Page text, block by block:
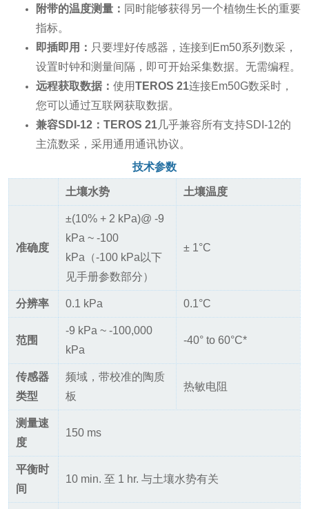
附带的温度测量： 同时能够获得另一个植物生长的重要
指标。
即插即用： 只要埋好传感器，连接到Em50系列数采，
设置时钟和测量间隔，即可开始采集数据。无需编程。
远程获取数据： 使用TEROS 21连接Em50G数采时，
您可以通过互联网获取数据。
兼容SDI-12：TEROS 21几乎兼容所有支持SDI-12的
主流数采，采用通用通讯协议。
技术参数
土壤水势 土壤温度
准确度
±(10% + 2 kPa)@ -9
kPa ~ -100
kPa（-100 kPa以下
见手册参数部分）
± 1°C
分辨率 0.1 kPa 0.1°C
范围
-9 kPa ~ -100,000
kPa
-40° to 60°C*
传感器
类型
频域，带校准的陶质
板
热敏电阻
测量速
度
150 ms
平衡时
间
10 min. 至 1 hr. 与土壤水势有关